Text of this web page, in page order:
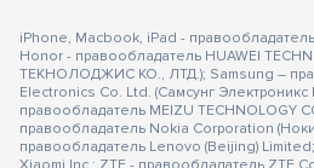
iPhone, Macbook, iPad -
Honor - правообладатель HUAWEI
ТЕКНОЛОДЖИС КО., ЛТД.); Samsung –
Electronics Co. Ltd. (Самсунг Электроникс
правообладатель MEIZU TECHNOLOGY
правообладатель Nokia Corporation
правообладатель Lenovo (Beijing)